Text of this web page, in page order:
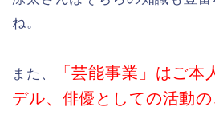
ね。
また、
「芸能事業」はご本
デル、俳優としての活動の